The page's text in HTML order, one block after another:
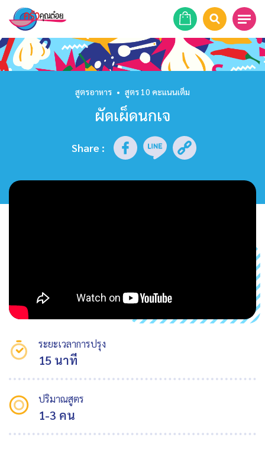
หน้าแรก
รายการย้อนหลัง
สูตรอาหาร • สูตร 10 คะแนนเต็ม
ผัดเผ็ดนกเจ
Share :
ระยะเวลาการปรุง
15 นาที
ปริมาณสูตร
1-3 คน